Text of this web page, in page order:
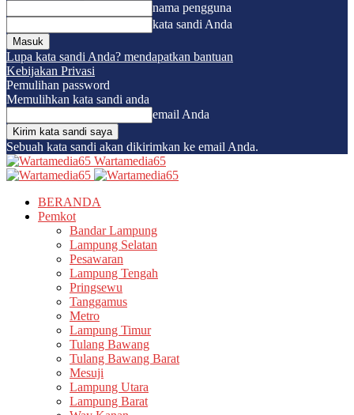
nama pengguna
kata sandi Anda
Lupa kata sandi Anda? mendapatkan bantuan
Kebijakan Privasi
Pemulihan password
Memulihkan kata sandi anda
email Anda
Sebuah kata sandi akan dikirimkan ke email Anda.
Wartamedia65
BERANDA
Pemkot
Bandar Lampung
Lampung Selatan
Pesawaran
Lampung Tengah
Pringsewu
Tanggamus
Metro
Lampung Timur
Tulang Bawang
Tulang Bawang Barat
Mesuji
Lampung Utara
Lampung Barat